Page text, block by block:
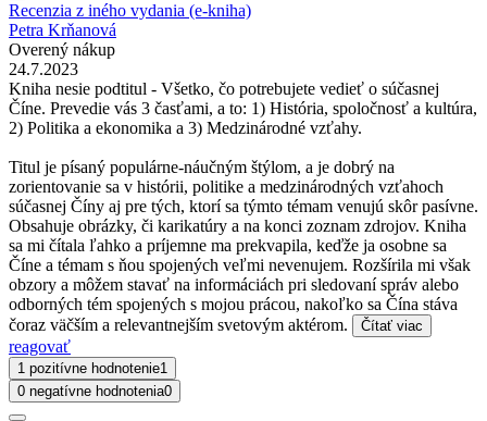
Recenzia z iného vydania (e-kniha)
Petra Krňanová
Overený nákup
24.7.2023
Kniha nesie podtitul - Všetko, čo potrebujete vedieť o súčasnej
Číne. Prevedie vás 3 časťami, a to: 1) História, spoločnosť a kultúra,
2) Politika a ekonomika a 3) Medzinárodné vzťahy.
Titul je písaný populárne-náučným štýlom, a je dobrý na
zorientovanie sa v histórii, politike a medzinárodných vzťahoch
súčasnej Číny aj pre tých, ktorí sa týmto témam venujú skôr pasívne.
Obsahuje obrázky, či karikatúry a na konci zoznam zdrojov. Kniha
sa mi čítala ľahko a príjemne ma prekvapila, keďže ja osobne sa
Číne a témam s ňou spojených veľmi nevenujem. Rozšírila mi však
obzory a môžem stavať na informáciách pri sledovaní správ alebo
odborných tém spojených s mojou prácou, nakoľko sa Čína stáva
čoraz väčším a relevantnejším svetovým aktérom.
Čítať viac
reagovať
1 pozitívne hodnotenie1
0 negatívne hodnotenia0